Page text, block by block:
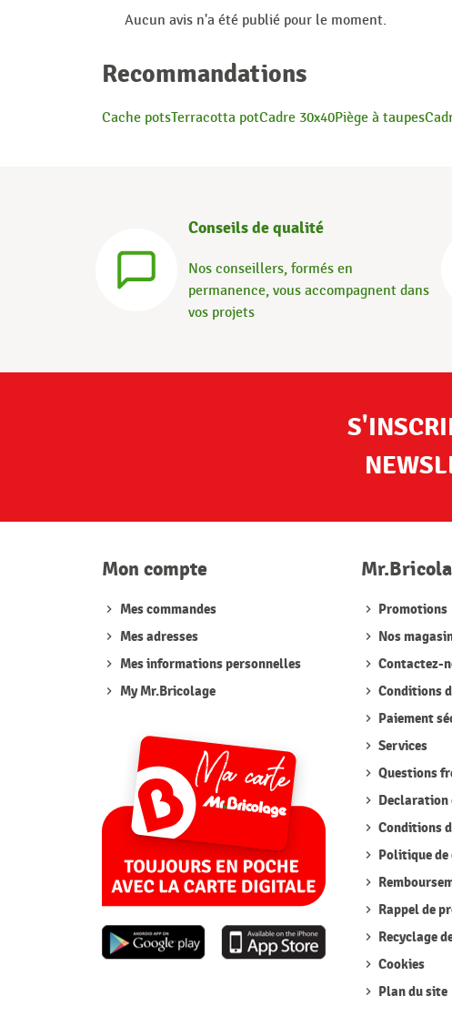
Aucun avis n'a été publié pour le moment.
Recommandations
Cache potsTerracotta potCadre 30x40Piège à taupes
Conseils de qualité
Nos conseillers, formés en
permanence, vous accompagnent dans
vos projets
Mon compte
Mes commandes
Mes adresses
Mes informations personnelles
My Mr.Bricolage
Promotions
Nos
Contactez-
Conditions
Paiement
Services
Questions
Declaration
Conditions
Politique
Rappel de
Recyclage
Cookies
Plan du site